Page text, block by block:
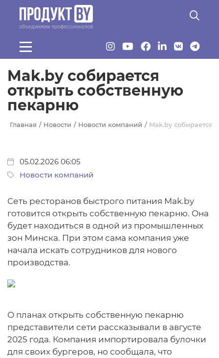
Перейти к основному содержанию
Mak.by собирается
открыть собственную
пекарню
Главная Новости Новости компаний Mak.by собирается
05.02.2026 06:05
Новости компаний
Сеть ресторанов быстрого питания Mak.by
готовится открыть собственную пекарню. Она
будет находиться в одной из промышленных
зон Минска. При этом сама компания уже
начала искать сотрудников для нового
производства.
О планах открыть собственную пекарню
представители сети рассказывали в августе
2025 года. Компания импортировала булочки
для своих бургеров, но сообщала, что